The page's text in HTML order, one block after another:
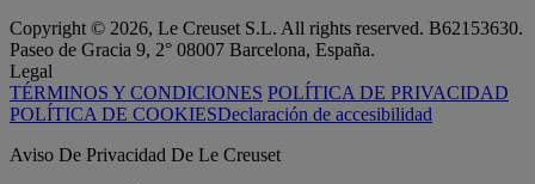
Copyright © 2026, Le Creuset S.L. All rights reserved. B62153630.
Paseo de Gracia 9, 2° 08007 Barcelona, España.
Legal
TÉRMINOS Y CONDICIONES POLÍTICA DE PRIVACIDAD
POLÍTICA DE COOKIESDeclaración de accesibilidad
Aviso De Privacidad De Le Creuset